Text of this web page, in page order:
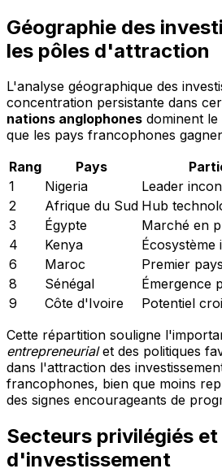
Géographie des
les pôles d'attraction
L'analyse géographique des
concentration persistante dans
nations anglophones dominent le
que les pays francophones
Rang
Pays
1
Nigeria
Leader
2
Afrique du Sud Hub
3
Égypte
Marché en
4
Kenya
Écosystème
6
Maroc
Premier
8
Sénégal
Émergence
9
Côte d'Ivoire
Potentiel
Cette répartition souligne
entrepreneurialet des politiques
dans l'attraction des
francophones, bien que moins
des signes encourageants de
Secteurs privilégiés
d'investissement